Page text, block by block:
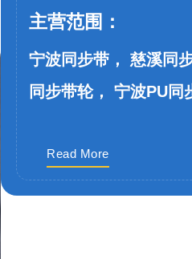
主营范围：
宁波同步带， 慈溪同
同步带轮， 宁波PU同
Read More